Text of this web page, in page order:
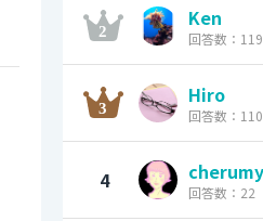
Ken
回答数：119
Hiro
回答数：110
4 cherumy
回答数：22